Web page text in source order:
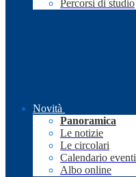
Percorsi di studio
Novità
Panoramica
Le notizie
Le circolari
Calendario eventi
Albo online